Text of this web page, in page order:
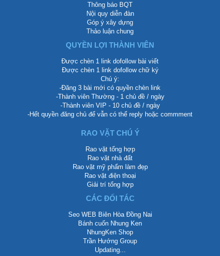
Thông báo BQT
Nội quy diễn đàn
Góp ý xây dựng
Thảo luận chung
QUYỀN LỢI THÀNH VIÊN
Được chèn 1 link dofollow bài viết
Được chèn 1 link dofollow chữ ký
Chú ý:
-Đăng 3 bài mới có quyền chèn link
-Thành viên Thường - 1 chủ đề / ngày
-Thành viên VIP - 10 chủ đề / ngày
-Hết quyền đăng chủ để vẫn có thể reply hoặc commment
RAO VẶT CHÚ Ý
Rao vặt tổng hợp
Rao vặt nhà đất
Rao vặt mỹ phẩm làm đẹp
Rao vặt điện thoại
Giải trí tổng hợp
CÁC ĐỐI TÁC
Seo WEB Biên Hòa Đồng Nai
Bánh cuốn Nhung Ken
NhungKen Shop
Trần Hướng Group
Updating...